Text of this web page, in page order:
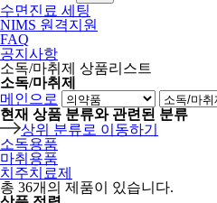
수면진료 세팅
NIMS 원격지원
FAQ
공지사항
소독/마취제 상품리스트
소독/마취제
메인으로
현재 상품 분류와 관련된 분류
상위 분류로 이동하기
소독용품
마취용품
치주치료제
총 36개의 제품이 있습니다.